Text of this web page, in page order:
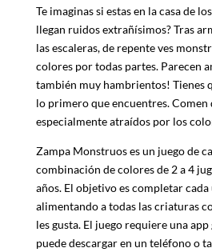
Te imaginas si estas en la casa de
llegan ruidos extrañísimos? Tras
las escaleras, de repente ves
colores por todas partes. Parecen
también muy hambrientos! Tienes
lo primero que encuentres. Comen
especialmente atraídos por los
Zampa Monstruos es un juego de
combinación de colores de 2 a 4
años. El objetivo es completar
alimentando a todas las criaturas
les gusta. El juego requiere una
puede descargar en un teléfono o